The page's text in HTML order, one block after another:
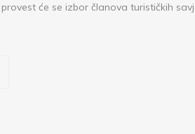
će se izbor članova turističkih